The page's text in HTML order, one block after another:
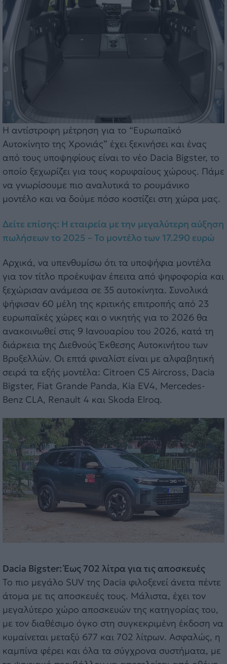
Η αντίστροφη μέτρηση για το “Ευρωπαϊκό
Αυτοκίνητο της Χρονιάς” έχει ξεκινήσει και ένας
από τους υποψηφίους είναι το νέο Dacia Bigster, το
οποίο ξεχωρίζει για τους κορυφαίους χώρους. Πάμε
να γνωρίσουμε πιο αναλυτικά το ρουμάνικο
μοντέλο και να δούμε πόσο κοστίζει στη χώρα μας.
Δείτε επίσης: Η εταιρεία με την μεγαλύτερη αύξηση
πωλήσεων το 2025 – To μοντέλο των 17.290 ευρώ
Αρχικά, να υπενθυμίσω ότι τα υποψήφια μοντέλα
για τον τίτλο προέκυψαν έπειτα από ψηφοφορία και
ξεχώρισαν ανάμεσα σε 35 αυτοκίνητα. Συνολικά
ψήφισαν 60 μέλη της κριτικής επιτροπής από 23
ευρωπαϊκές χώρες και ο νικητής για το 2026 θα
ανακοινωθεί στις 9 Ιανουαρίου του 2026, κατά τη
διάρκεια της Διεθνούς Έκθεσης Αυτοκινήτου των
Βρυξελλών. Οι επτά φιναλίστ είναι με αλφαβητική
σειρά τα εξής μοντέλα: Citroen C5 Aircross, Dacia
Bigster, Fiat Grande Panda, Kia EV4, Mercedes-
Benz CLA, Renault 4 και Skoda Elroq.
Dacia Bigster: Έως 702 λίτρα για τις αποσκευές
Το πιο μεγάλο SUV της Dacia φιλοξενεί άνετα πέντε
άτομα με τις αποσκευές τους. Μάλιστα, έχει τον
μεγαλύτερο χώρο αποσκευών της κατηγορίας του,
με τον διαθέσιμο όγκο στη συγκεκριμένη έκδοση να
κυμαίνεται μεταξύ 677 και 702 λίτρων. Ασφαλώς, η
καμπίνα φέρει και όλα τα σύγχρονα συστήματα, με